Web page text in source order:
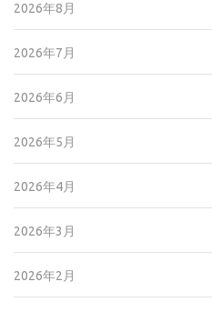
2026年8月
2026年7月
2026年6月
2026年5月
2026年4月
2026年3月
2026年2月